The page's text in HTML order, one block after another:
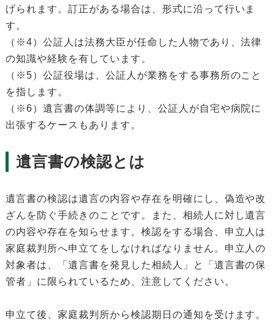
げられます。訂正がある場合は、形式に沿って行いま
す。
（※4）公証人は法務大臣が任命した人物であり、法律
の知識や経験を有しています。
（※5）公証役場は、公証人が業務をする事務所のこと
を指します。
（※6）遺言書の体調等により、公証人が自宅や病院に
出張するケースもあります。
遺言書の検認とは
遺言書の検認は遺言の内容や存在を明確にし、偽造や改
ざんを防ぐ手続きのことです。また、相続人に対し遺言
の内容や存在を知らせます。検認をする場合、申立人は
家庭裁判所へ申立てをしなければなりません。申立人の
対象者は、「遺言書を発見した相続人」と「遺言書の保
管者」に限られているため、注意してください。
申立て後、家庭裁判所から検認期日の通知を受けます。